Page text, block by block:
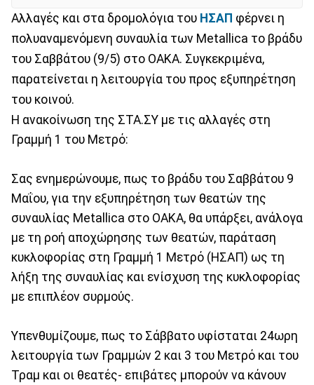
Aλλαγές και στα δρομολόγια του ΗΣΑΠ φέρνει η
πολυαναμενόμενη συναυλία των Metallica το βράδυ
του Σαββάτου (9/5) στο ΟΑΚΑ. Συγκεκριμένα,
παρατείνεται η λειτουργία του προς εξυπηρέτηση
του κοινού.
Η ανακοίνωση της ΣΤΑ.ΣΥ με τις αλλαγές στη
Γραμμή 1 του Μετρό:
Σας ενημερώνουμε, πως το βράδυ του Σαββάτου 9
Μαΐου, για την εξυπηρέτηση των θεατών της
συναυλίας Metallica στο ΟΑΚΑ, θα υπάρξει, ανάλογα
με τη ροή αποχώρησης των θεατών, παράταση
κυκλοφορίας στη Γραμμή 1 Μετρό (ΗΣΑΠ) ως τη
λήξη της συναυλίας και ενίσχυση της κυκλοφορίας
με επιπλέον συρμούς.
Υπενθυμίζουμε, πως το Σάββατο υφίσταται 24ωρη
λειτουργία των Γραμμών 2 και 3 του Μετρό και του
Τραμ και οι θεατές- επιβάτες μπορούν να κάνουν